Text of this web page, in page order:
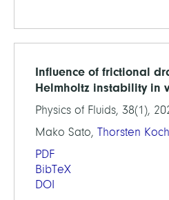
Influence of frictional
Helmholtz instability in
Physics of Fluids, 38(1),
Mako Sato, Thorsten Koch
PDF
BibTeX
DOI